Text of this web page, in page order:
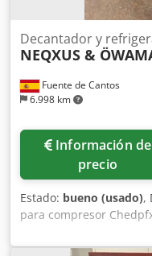
Fuente de Cantos
6.998 km
Decantador y
NEQXUS &
Información de
precio
Estado: bueno (usado),
para compresor